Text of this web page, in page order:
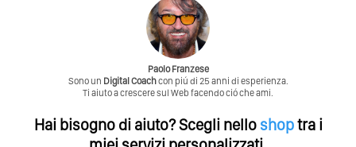
Paolo Franzese
Sono un Digital Coachcon piú di 25 anni di esperienza.
Ti aiuto a crescere sul Web facendo ció che ami.
Hai bisogno di aiuto?Scegli nello shoptra i